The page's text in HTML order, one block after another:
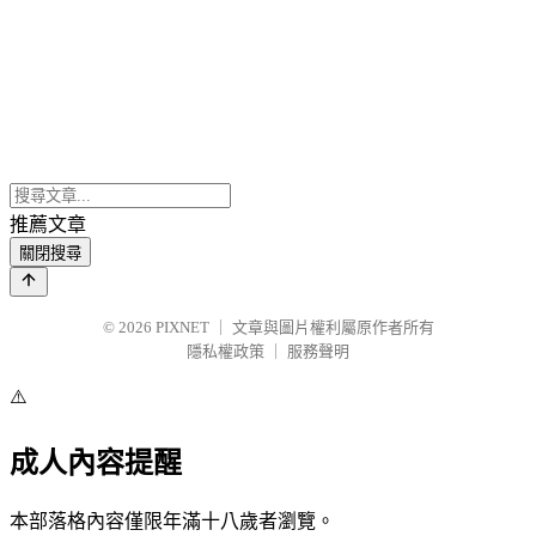
推薦文章
關閉搜尋
© 2026 PIXNET
文章與圖片權利屬原作者所有
隱私權政策
服務聲明
⚠️
成人內容提醒
本部落格內容僅限年滿十八歲者瀏覽。